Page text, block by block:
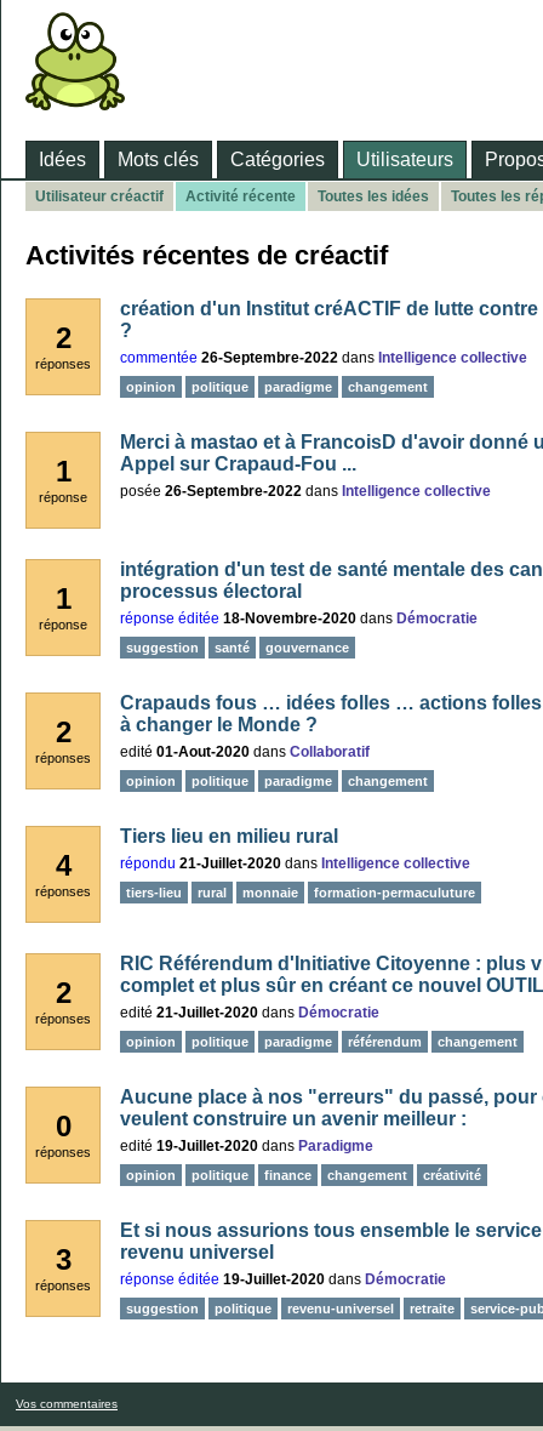
Idées Mots clés Catégories Utilisateurs
Utilisateur créactif Activité récente Toutes les idées Toutes les
Activités récentes de créactif
2
réponses
création d'un Institut créACTIF de lutte
?
commentée 26-Septembre-2022 dans Intelligence collective
opinion politique paradigme changement
1
réponse
Merci à mastao et à FrancoisD d'avoir donné
Appel sur Crapaud-Fou ...
posée 26-Septembre-2022 dans Intelligence collective
1
réponse
intégration d'un test de santé mentale des
processus électoral
réponse éditée 18-Novembre-2020 dans Démocratie
suggestion santé gouvernance
2
réponses
Crapauds fous … idées folles … actions
à changer le Monde ?
edité 01-Aout-2020 dans Collaboratif
opinion politique paradigme changement
4
réponses
Tiers lieu en milieu rural
répondu 21-Juillet-2020 dans Intelligence collective
tiers-lieu rural monnaie formation-permaculuture
2
réponses
RIC Référendum d'Initiative Citoyenne : plus
complet et plus sûr en créant ce nouvel
edité 21-Juillet-2020 dans Démocratie
opinion politique paradigme référendum changement
0
réponses
Aucune place à nos "erreurs" du passé, pour
veulent construire un avenir meilleur :
edité 19-Juillet-2020 dans Paradigme
opinion politique finance changement créativité
3
réponses
Et si nous assurions tous ensemble le
revenu universel
réponse éditée 19-Juillet-2020 dans Démocratie
suggestion politique revenu-universel retraite service-
Vos commentaires